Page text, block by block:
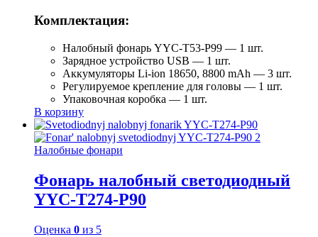
Комплектация:
Налобный фонарь YYC-T53-P99 — 1 шт.
Зарядное устройство USB — 1 шт.
Аккумуляторы Li-ion 18650, 8800 mAh — 3 шт.
Регулируемое крепление для головы — 1 шт.
Упаковочная коробка — 1 шт.
В корзину
Налобные фонари
Фонарь налобный светодиодный
YYC-T274-P90
Оценка 0 из 5